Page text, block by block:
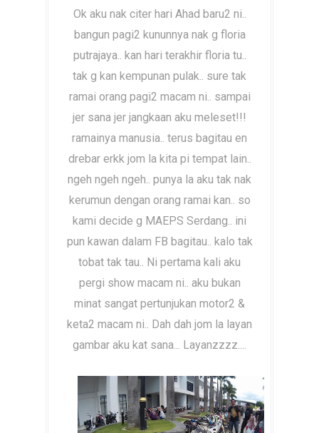
Ok aku nak citer hari Ahad baru2 ni..
bangun pagi2 kununnya nak g floria
putrajaya.. kan hari terakhir floria tu..
tak g kan kempunan pulak.. sure tak
ramai orang pagi2 macam ni.. sampai
jer sana jer jangkaan aku meleset!!!
ramainya manusia.. terus bagitau en
drebar erkk jom la kita pi tempat lain..
ngeh ngeh ngeh.. punya la aku tak nak
kerumun dengan orang ramai kan.. so
kami decide g MAEPS Serdang.. ini
pun kawan dalam FB bagitau.. kalo tak
tobat tak tau.. Ni pertama kali aku
pergi show macam ni.. aku bukan
minat sangat pertunjukan motor2 &
keta2 macam ni.. Dah dah jom la layan
gambar aku kat sana... Layanzzzz....